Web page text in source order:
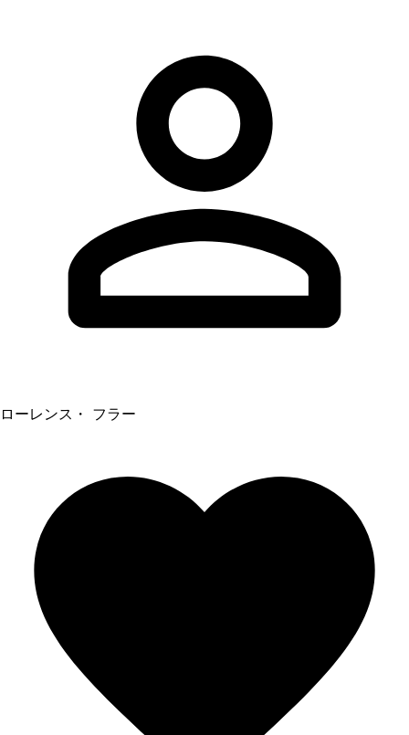
ローレンス・ フラー